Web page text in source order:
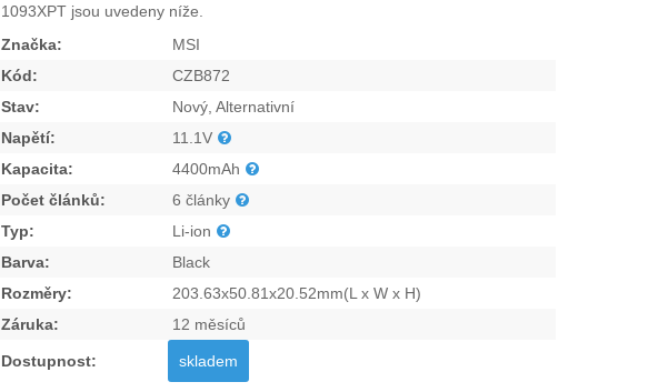
1093XPT jsou uvedeny níže.
Značka:
MSI
Kód:
CZB872
Stav:
Nový, Alternativní
Napětí:
11.1V
Kapacita:
4400mAh
Počet článků:
6 články
Typ:
Li-ion
Barva:
Black
Rozměry:
203.63x50.81x20.52mm(L x W x H)
Záruka:
12 měsíců
Dostupnost: skladem